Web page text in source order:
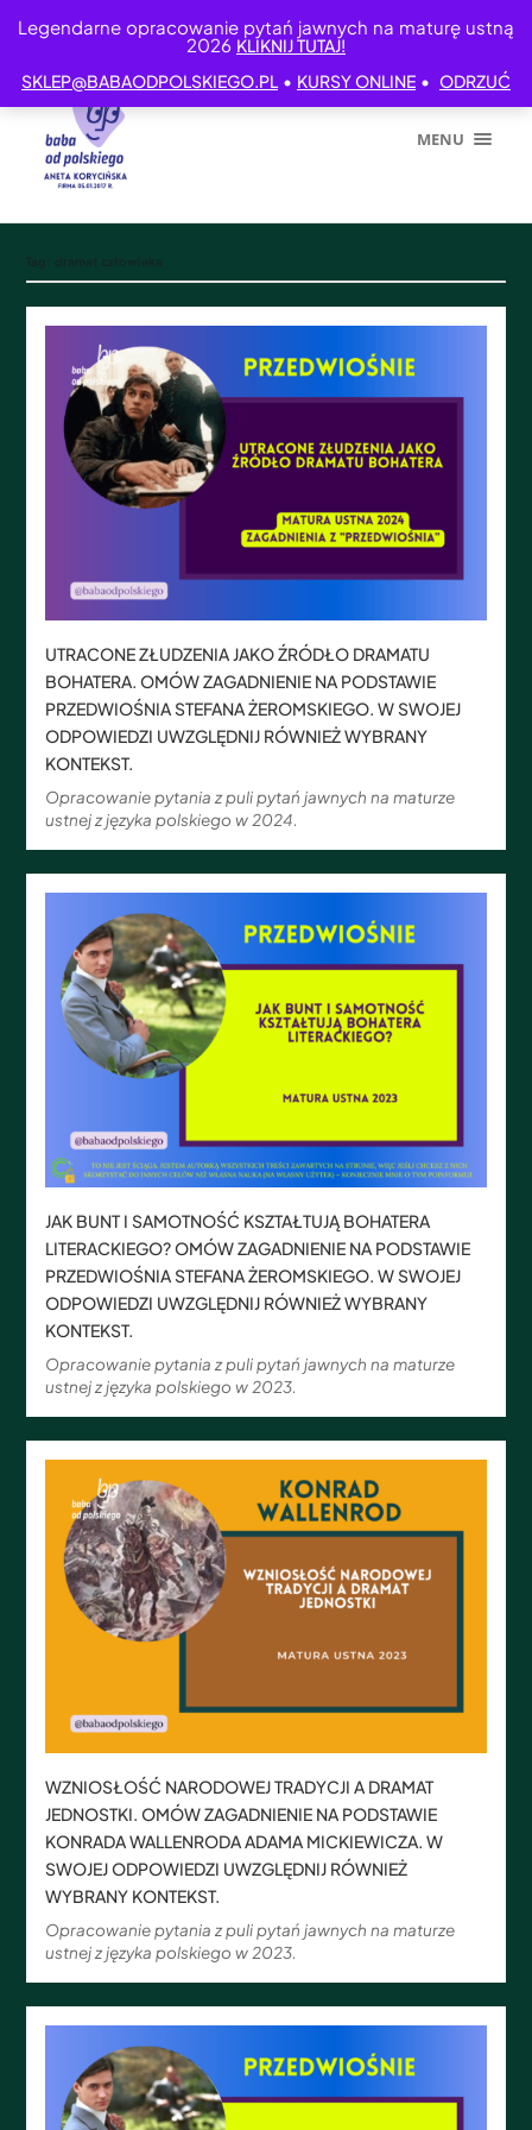
Legendarne opracowanie pytań jawnych na maturę ustną
2026 KLIKNIJ TUTAJ!
SKLEP@BABAODPOLSKIEGO.PL • KURSY ONLINE • ODRZUĆ
MENU
UTRACONE ZŁUDZENIA JAKO ŹRÓDŁO DRAMATU
BOHATERA. OMÓW ZAGADNIENIE NA PODSTAWIE
PRZEDWIOŚNIA STEFANA ŻEROMSKIEGO. W SWOJEJ
ODPOWIEDZI UWZGLĘDNIJ RÓWNIEŻ WYBRANY
KONTEKST.
Opracowanie pytania z puli pytań jawnych na maturze
ustnej z języka polskiego w 2024.
JAK BUNT I SAMOTNOŚĆ KSZTAŁTUJĄ BOHATERA
LITERACKIEGO? OMÓW ZAGADNIENIE NA PODSTAWIE
PRZEDWIOŚNIA STEFANA ŻEROMSKIEGO. W SWOJEJ
ODPOWIEDZI UWZGLĘDNIJ RÓWNIEŻ WYBRANY
KONTEKST.
Opracowanie pytania z puli pytań jawnych na maturze
ustnej z języka polskiego w 2023.
WZNIOSŁOŚĆ NARODOWEJ TRADYCJI A DRAMAT
JEDNOSTKI. OMÓW ZAGADNIENIE NA PODSTAWIE
KONRADA WALLENRODA ADAMA MICKIEWICZA. W
SWOJEJ ODPOWIEDZI UWZGLĘDNIJ RÓWNIEŻ
WYBRANY KONTEKST.
Opracowanie pytania z puli pytań jawnych na maturze
ustnej z języka polskiego w 2023.